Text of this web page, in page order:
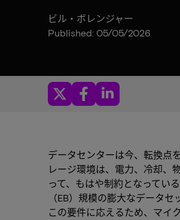
ビル・ボレンジャー
Published: 05/05/2026
データセンターは今、転換点
レージ環境は、電力、冷却、
って、もはや制約となってい
（EB）規模の膨大なデータ
この要件に応えるため、マイ